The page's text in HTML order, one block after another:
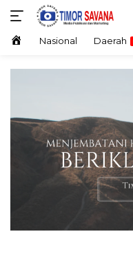
Langsung
konten HomeNasional Daerah